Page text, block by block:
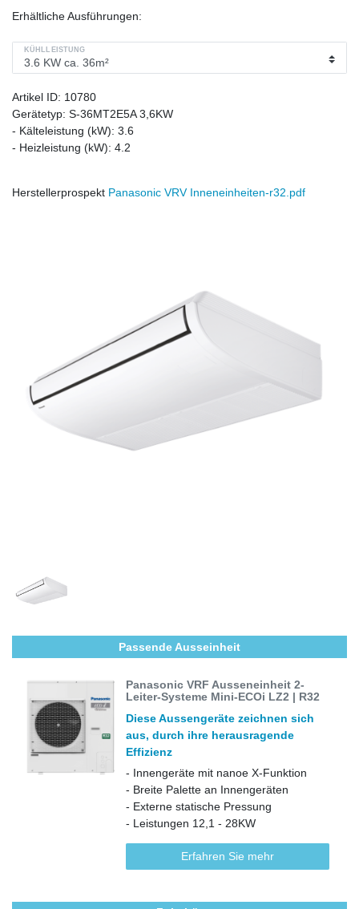
Erhältliche Ausführungen:
KÜHLLEISTUNG
Artikel ID: 10780
Gerätetyp: S-36MT2E5A 3,6KW
- Kälteleistung (kW): 3.6
- Heizleistung (kW): 4.2
Herstellerprospekt Panasonic VRV Inneneinheiten-r32.pdf
Passende Ausseinheit
Panasonic VRF Ausseneinheit 2-
Leiter-Systeme Mini-ECOi LZ2 | R32
Diese Aussengeräte zeichnen sich
aus, durch ihre herausragende
Effizienz
- Innengeräte mit nanoe X-Funktion
- Breite Palette an Innengeräten
- Externe statische Pressung
- Leistungen 12,1 - 28KW
Erfahren Sie mehr